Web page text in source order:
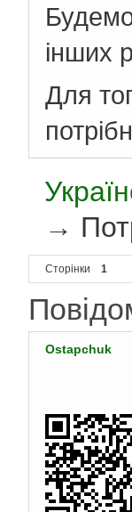
інших
Для
→
Сторінки 1
Ostapchuk